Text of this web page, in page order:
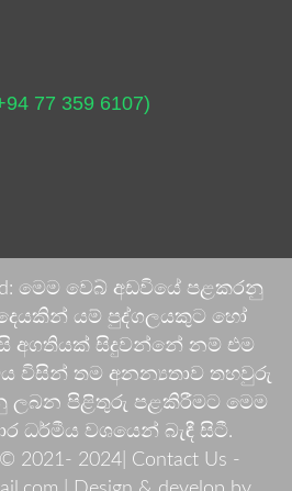
77 359 6107)
මෙම වෙබ් අඩවියේ පළකරනු
යම් පුද්ගලයකුට හෝ
අගතියක් සිදුවන්නේ නම් එම
විසින් තම අනන්‍යතාව තහවුරු
ලබන පිළිතුරු පළකිරීමට මෙම
ධර්මීය වශයෙන් බැඳී සිටී.
2021- 2024| Contact Us -